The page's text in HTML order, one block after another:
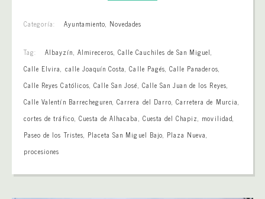
Categoría: Ayuntamiento, Novedades
Tag: Albayzín, Almireceros,Calle Cauchiles de San Miguel,
Calle Elvira, calle Joaquín Costa,Calle Pagés, Calle Panaderos,
Calle Reyes Católicos, Calle San José, Calle San Juan de los Reyes,
Calle Valentín Barrecheguren,Carrera del Darro, Carretera de Murcia,
cortes de tráfico, Cuesta de Alhacaba, Cuesta del Chapiz, movilidad,
Paseo de los Tristes, Placeta San Miguel Bajo, Plaza Nueva,
procesiones